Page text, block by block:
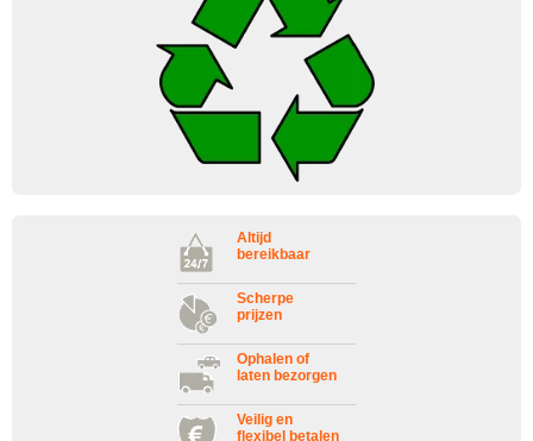
Altijd
bereikbaar
Scherpe
prijzen
Ophalen of
laten bezorgen
Veilig en
flexibel betalen